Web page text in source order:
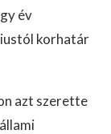
év
korhatár
azt szerette